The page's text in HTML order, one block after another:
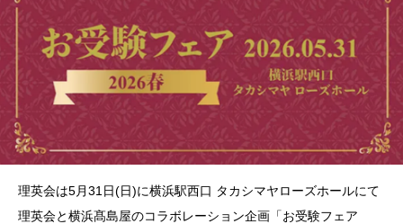
理英会は5月31日(日)に横浜駅西口 タカシマヤローズホールにて
理英会と横浜髙島屋のコラボレーション企画「お受験フェア